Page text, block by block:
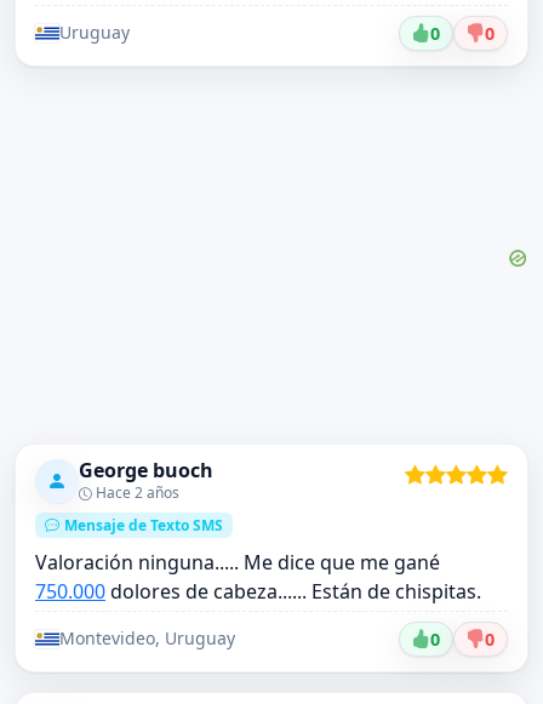
Uruguay 0 0
George buoch
Hace 2 años
Mensaje de Texto SMS
Valoración ninguna..... Me dice que me gané
750.000dolores de cabeza...... Están de chispitas.
Montevideo, Uruguay 0 0